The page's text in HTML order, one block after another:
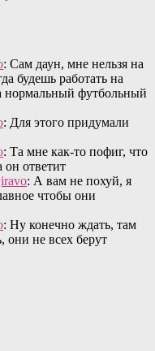
: Сам даун, мне нельзя на
будешь работать на
нормальный футбольный
: Для этого придумали
: Та мне как-то пофиг, что
он ответит
: А вам не похуй, я
чтобы они
: Ну конечно ждать, там
они не всех берут